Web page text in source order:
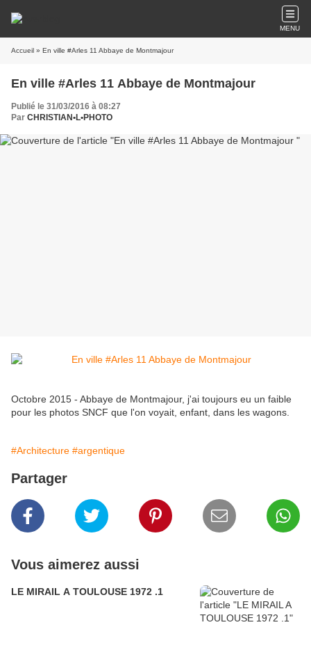
MENU
Accueil » En ville #Arles 11 Abbaye de Montmajour
En ville #Arles 11 Abbaye de Montmajour
Publié le 31/03/2016 à 08:27
Par CHRISTIAN•L•PHOTO
Octobre 2015 - Abbaye de Montmajour, j'ai toujours eu un faible
pour les photos SNCF que l'on voyait, enfant, dans les wagons.
#Architecture #argentique
Partager
Vous aimerez aussi
LE MIRAIL A TOULOUSE 1972 .1